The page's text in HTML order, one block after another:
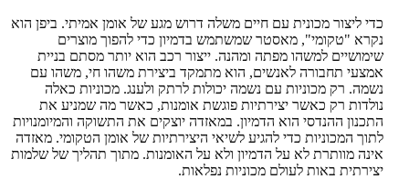
כדי ליצור מכונית עם חיים משלה דרוש מגע של אומן אמיתי. ביפן הוא
נקרא "טקומי", מאסטר שמשתמש בדמיון כדי להפוך מוצרים
שימושיים למשהו מפתה ומהנה. ייצור רכב הוא יותר מסתם בניית
אמצעי תחבורה לאנשים, הוא מתמקד ביצירת משהו חי, משהו עם
נשמה. רק מכוניות עם נשמה יכולות לרתק ולענג. מכוניות כאלה
נולדות רק כאשר יצירתיות פוגשת אומנות, כאשר מה שמניע את
התכנון ההנדסי הוא הדמיון. במאזדה יוצקים את התשוקה והמיומנויות
לתוך המכוניות כדי להגיע לשיאי היצירתיות של אומן הטקומי. מאזדה
אינה מוותרת לא על הדמיון ולא על האומנות. מתוך תהליך של שלמות
יצירתית באות לעולם מכוניות נפלאות.